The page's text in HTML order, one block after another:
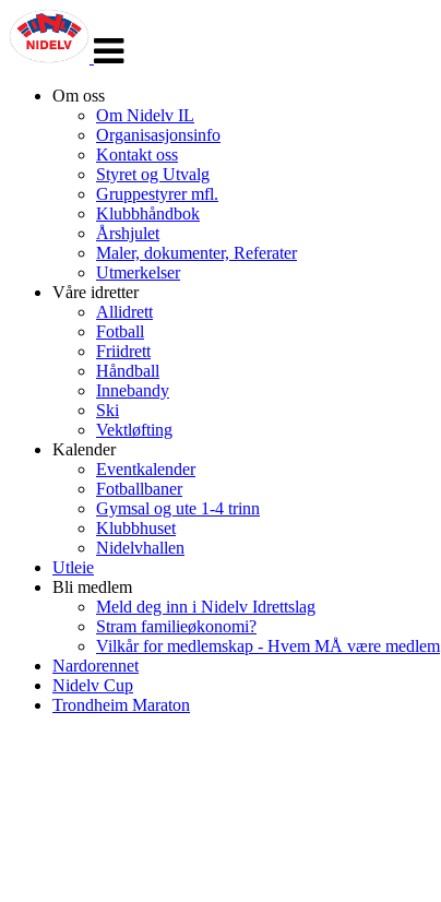
navigasjon
Om oss
Om Nidelv IL
Organisasjonsinfo
Kontakt oss
Styret og Utvalg
Gruppestyrer mfl.
Klubbhåndbok
Årshjulet
Maler, dokumenter, Referater
Utmerkelser
Våre idretter
Allidrett
Fotball
Friidrett
Håndball
Innebandy
Ski
Vektløfting
Kalender
Eventkalender
Fotballbaner
Gymsal og ute 1-4 trinn
Klubbhuset
Nidelvhallen
Utleie
Bli medlem
Meld deg inn i Nidelv Idrettslag
Stram familieøkonomi?
Vilkår for medlemskap - Hvem MÅ være medlem
Nardorennet
Nidelv Cup
Trondheim Maraton